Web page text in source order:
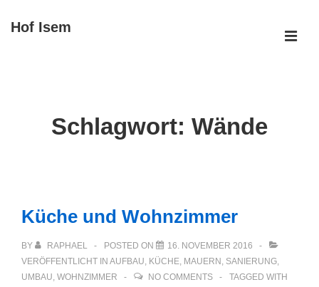
ZumHof Isem
Schlagwort: Wände
Küche und Wohnzimmer
BY RAPHAEL POSTED ON
16. NOVEMBER 2016
VERÖFFENTLICHT IN AUFBAU, KÜCHE, MAUERN , SANIERUNG,
UMBAU, WOHNZIMMER NO COMMENTS
TAGGED WITH